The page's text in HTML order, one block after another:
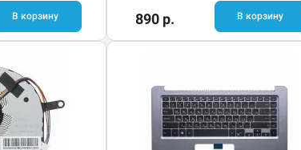
В корзину 890 р. В корзину